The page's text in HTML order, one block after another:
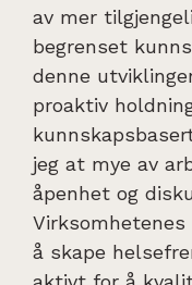
av mer
begrenset
denne
proaktiv
jeg at mye av
åpenhet og
å skape